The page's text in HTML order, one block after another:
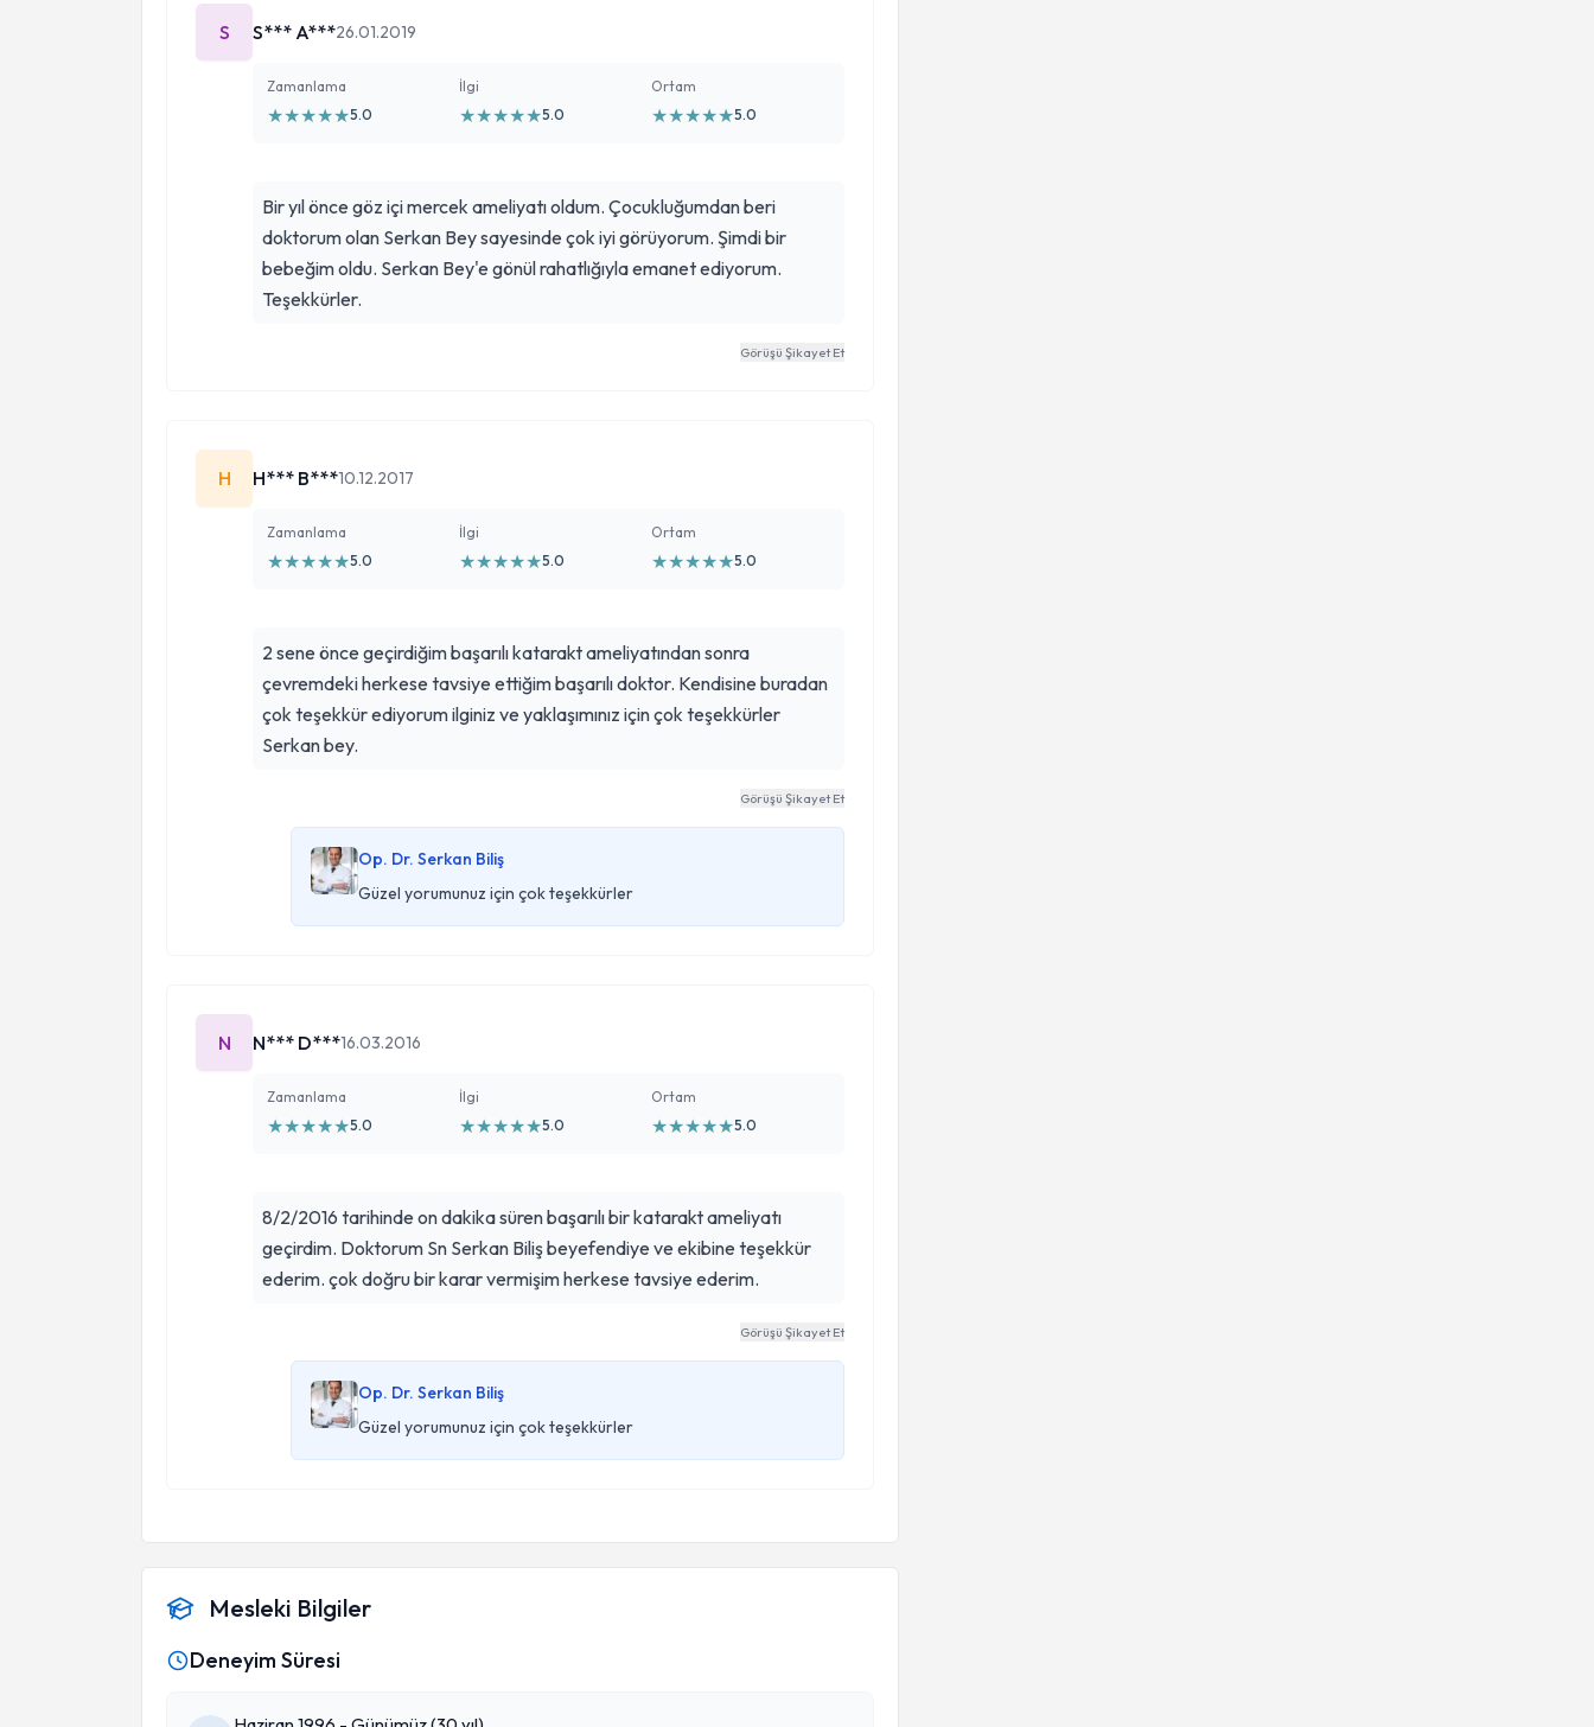
S S*** A***26.01.2019
Zamanlama
★★★★★5.0
İlgi
★★★★★5.0
Ortam
★★★★★5.0
Bir yıl önce göz içi mercek ameliyatı oldum. Çocukluğumdan beri
doktorum olan Serkan Bey sayesinde çok iyi görüyorum. Şimdi bir
bebeğim oldu. Serkan Bey'e gönül rahatlığıyla emanet ediyorum.
Teşekkürler.
Görüşü Şikayet Et
H H*** B***10.12.2017
Zamanlama
★★★★★5.0
İlgi
★★★★★5.0
Ortam
★★★★★5.0
2 sene önce geçirdiğim başarılı katarakt ameliyatından sonra
çevremdeki herkese tavsiye ettiğim başarılı doktor. Kendisine buradan
çok teşekkür ediyorum ilginiz ve yaklaşımınız için çok teşekkürler
Serkan bey.
Görüşü Şikayet Et
Op. Dr. Serkan Biliş
Güzel yorumunuz için çok teşekkürler
N N*** D***16.03.2016
Zamanlama
★★★★★5.0
İlgi
★★★★★5.0
Ortam
★★★★★5.0
8/2/2016 tarihinde on dakika süren başarılı bir katarakt ameliyatı
geçirdim. Doktorum Sn Serkan Biliş beyefendiye ve ekibine teşekkür
ederim. çok doğru bir karar vermişim herkese tavsiye ederim.
Görüşü Şikayet Et
Op. Dr. Serkan Biliş
Güzel yorumunuz için çok teşekkürler
Mesleki Bilgiler
Deneyim Süresi